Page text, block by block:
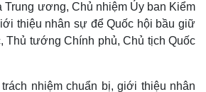
Trung ương, Chủ nhiệm Ủy ban Kiểm
thiệu nhân sự để Quốc hội bầu giữ
Thủ tướng Chính phủ, Chủ tịch Quốc
nhiệm chuẩn bị, giới thiệu nhân